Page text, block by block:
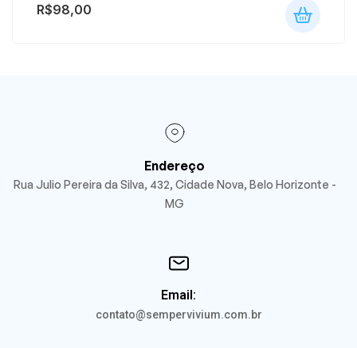
R$98,00
Endereço
Rua Julio Pereira da Silva, 432, Cidade Nova, Belo Horizonte -
MG
Email:
contato@sempervivium.com.br